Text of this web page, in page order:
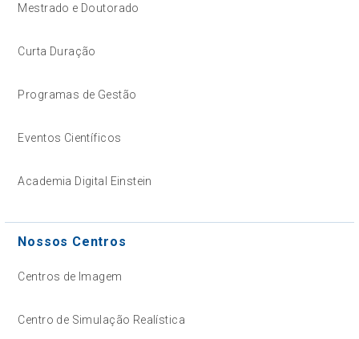
Mestrado e Doutorado
Curta Duração
Programas de Gestão
Eventos Científicos
Academia Digital Einstein
Nossos Centros
Centros de Imagem
Centro de Simulação Realística